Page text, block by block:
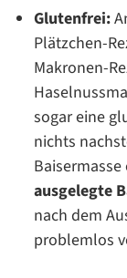
Glutenfrei:
Plätzchen-
Makronen-
sogar eine
nichts
Baisermasse
ausgelegte
nach dem
problemlos